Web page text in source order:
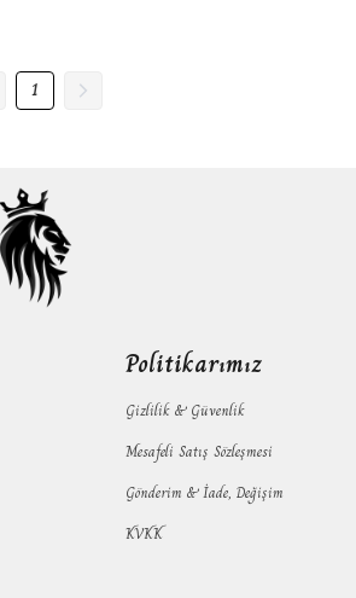
1
Politikarımız
Gizlilik & Güvenlik
Mesafeli Satış Sözleşmesi
Gönderim & İade, Değişim
KVKK